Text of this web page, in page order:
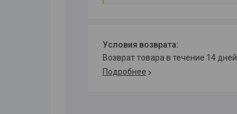
возврат товара в течение 14 дней
Подробнее